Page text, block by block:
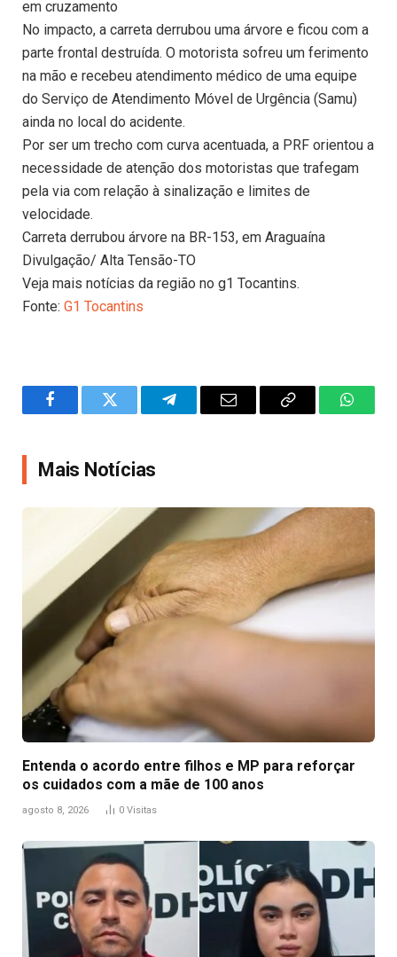
em cruzamento
No impacto, a carreta derrubou uma árvore e ficou com a
parte frontal destruída. O motorista sofreu um ferimento
na mão e recebeu atendimento médico de uma equipe
do Serviço de Atendimento Móvel de Urgência (Samu)
ainda no local do acidente.
Por ser um trecho com curva acentuada, a PRF orientou a
necessidade de atenção dos motoristas que trafegam
pela via com relação à sinalização e limites de
velocidade.
Carreta derrubou árvore na BR-153, em Araguaína
Divulgação/ Alta Tensão-TO
Veja mais notícias da região no g1 Tocantins.
Fonte: G1 Tocantins
FacebookTwitter TelegramEmail
Copy
Mais Notícias
Entenda o acordo entre filhos e MP para reforçar
os cuidados com a mãe de 100 anos
agosto 8, 2026 0 Visitas